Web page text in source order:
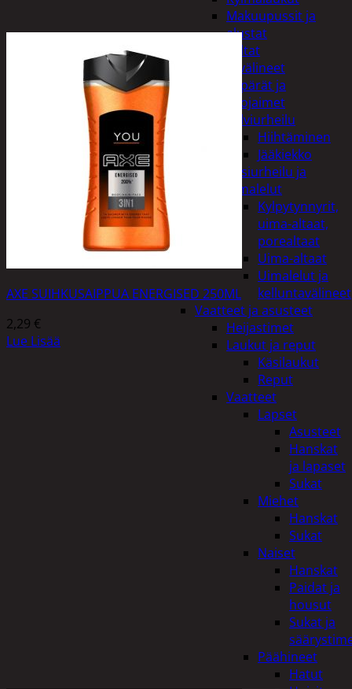
Makuupussit ja
alustat
Teltat
Urheiluvälineet
Kypärät ja
suojaimet
Talviurheilu
Hiihtäminen
Jääkiekko
Vesiurheilu ja
uimalelut
Kylpytynnyrit,
uima-altaat,
porealtaat
Uima-altaat
Uimalelut ja
kelluntavälineet
Vaatteet ja asusteet
Heijastimet
Laukut ja reput
Käsilaukut
Reput
Vaatteet
Lapset
Asusteet
Hanskat
ja lapaset
Sukat
Miehet
Hanskat
Sukat
Naiset
Hanskat
Paidat ja
housut
Sukat ja
Päähineet
Hatut
AXE SUIHKUSAIPPUA ENERGISED 250ML
2,29 €
Lue Lisää